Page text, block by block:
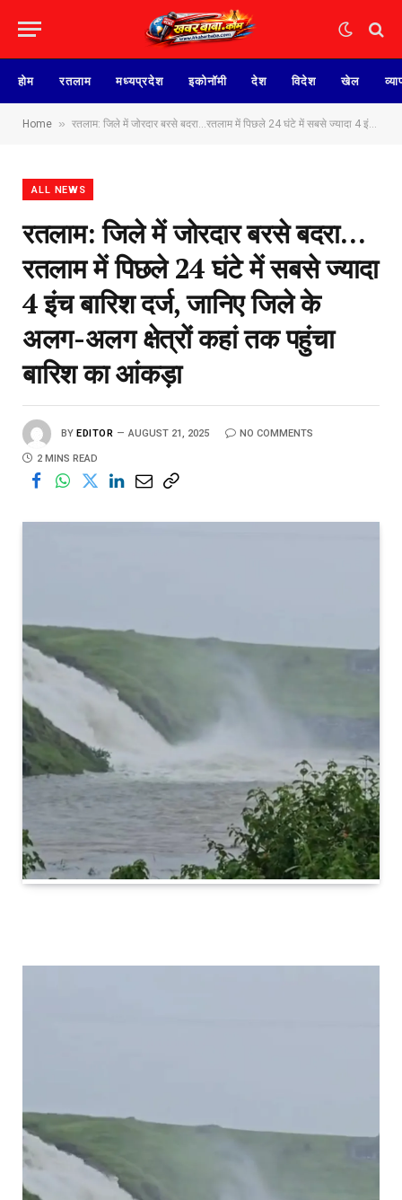
होम रतलाम मध्यप्रदेश इकोनॉमी देश विदेश खेल
Home » रतलाम: जिले में जोरदार बरसे बदरा…रतलाम में पिछले 24 घंटे में सबसे ज्यादा 4 इंच बारिश दर्ज, जानिए जिले के अलग-अलग क्षेत्रों कहां तक पहुंचा बारिश का आंकड़ा
ALL NEWS
रतलाम: जिले में जोरदार बरसे बदरा…
रतलाम में पिछले 24 घंटे में सबसे ज्यादा
4 इंच बारिश दर्ज, जानिए जिले के
अलग-अलग क्षेत्रों कहां तक पहुंचा
बारिश का आंकड़ा
BY EDITOR AUGUST 21, 2025 NO COMMENTS
2 MINS READ